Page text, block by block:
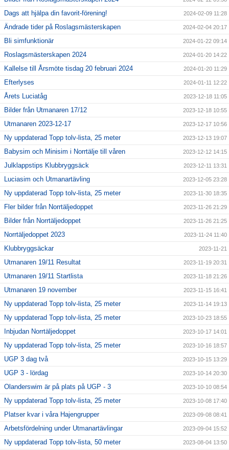
Dags att hjälpa din favorit-förening! 2024-02-09 11:28
Ändrade tider på Roslagsmästerskapen 2024-02-04 20:17
Bli simfunktionär 2024-01-22 09:14
Roslagsmästerskapen 2024 2024-01-20 14:22
Kallelse till Årsmöte tisdag 20 februari 2024 2024-01-20 11:29
Efterlyses 2024-01-11 12:22
Årets Luciatåg 2023-12-18 11:05
Bilder från Utmanaren 17/12 2023-12-18 10:55
Utmanaren 2023-12-17 2023-12-17 10:56
Ny uppdaterad Topp tolv-lista, 25 meter 2023-12-13 19:07
Babysim och Minisim i Norrtälje till våren 2023-12-12 14:15
Julklappstips Klubbryggsäck 2023-12-11 13:31
Luciasim och Utmanartävling 2023-12-05 23:28
Ny uppdaterad Topp tolv-lista, 25 meter 2023-11-30 18:35
Fler bilder från Norrtäljedoppet 2023-11-26 21:29
Bilder från Norrtäljedoppet 2023-11-26 21:25
Norrtäljedoppet 2023 2023-11-24 11:40
Klubbryggsäckar 2023-11-21
Utmanaren 19/11 Resultat 2023-11-19 20:31
Utmanaren 19/11 Startlista 2023-11-18 21:26
Utmanaren 19 november 2023-11-15 16:41
Ny uppdaterad Topp tolv-lista, 25 meter 2023-11-14 19:13
Ny uppdaterad Topp tolv-lista, 25 meter 2023-10-23 18:55
Inbjudan Norrtäljedoppet 2023-10-17 14:01
Ny uppdaterad Topp tolv-lista, 25 meter 2023-10-16 18:57
UGP 3 dag två 2023-10-15 13:29
UGP 3 - lördag 2023-10-14 20:30
Olanderswim är på plats på UGP - 3 2023-10-10 08:54
Ny uppdaterad Topp tolv-lista, 25 meter 2023-10-08 17:40
Platser kvar i våra Hajengrupper 2023-09-08 08:41
Arbetsfördelning under Utmanartävlingar 2023-09-04 15:52
Ny uppdaterad Topp tolv-lista, 50 meter 2023-08-04 13:50